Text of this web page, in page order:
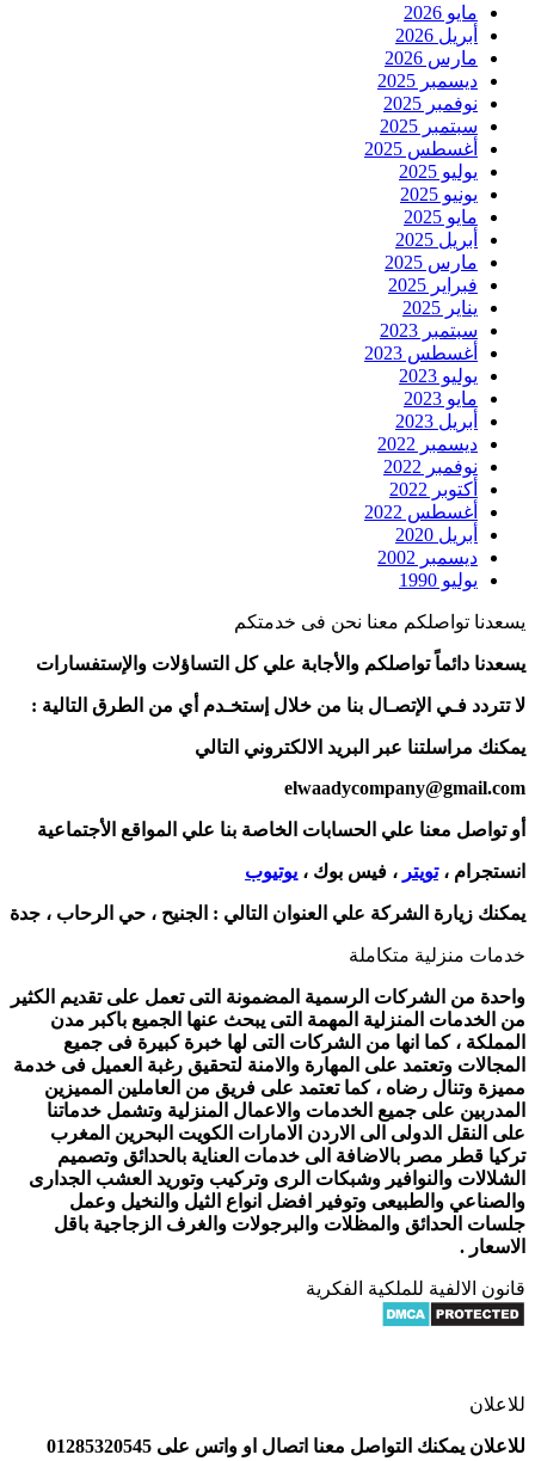
مايو 2026
أبريل 2026
مارس 2026
ديسمبر 2025
نوفمبر 2025
سبتمبر 2025
أغسطس 2025
يوليو 2025
يونيو 2025
مايو 2025
أبريل 2025
مارس 2025
فبراير 2025
يناير 2025
سبتمبر 2023
أغسطس 2023
يوليو 2023
مايو 2023
أبريل 2023
ديسمبر 2022
نوفمبر 2022
أكتوبر 2022
أغسطس 2022
أبريل 2020
ديسمبر 2002
يوليو 1990
يسعدنا تواصلكم معنا نحن فى خدمتكم
يسعدنا دائماً تواصلكم والأجابة علي كل التساؤلات والإستفسارات
لا تتردد فـي الإتصـال بنا من خلال إستخـدم أي من الطرق التالية :
يمكنك مراسلتنا عبر البريد الالكتروني التالي
elwaadycompany@gmail.com
أو تواصل معنا علي الحسابات الخاصة بنا علي المواقع الأجتماعية
انستجرام ،تويتر ، فيس بوك ، يوتيوب
يمكنك زيارة الشركة علي العنوان التالي : الجنيح ، حي الرحاب ، جدة
خدمات منزلية متكاملة
واحدة من الشركات الرسمية المضمونة التى تعمل على تقديم الكثير
من الخدمات المنزلية المهمة التى يبحث عنها الجميع باكبر مدن
المملكة ، كما انها من الشركات التى لها خبرة كبيرة فى جميع
المجالات وتعتمد على المهارة والامنة لتحقيق رغبة العميل فى خدمة
مميزة وتنال رضاه ، كما تعتمد على فريق من العاملين المميزين
المدربين على جميع الخدمات والاعمال المنزلية وتشمل خدماتنا
على النقل الدولى الى الاردن الامارات الكويت البحرين المغرب
تركيا قطر مصر بالاضافة الى خدمات العناية بالحدائق وتصميم
الشلالات والنوافير وشبكات الرى وتركيب وتوريد العشب الجدارى
والصناعي والطبيعى وتوفير افضل انواع الثيل والنخيل وعمل
جلسات الحدائق والمظلات والبرجولات والغرف الزجاجية باقل
الاسعار .
قانون الالفية للملكية الفكرية
للاعلان
للاعلان يمكنك التواصل معنا اتصال او واتس على 01285320545